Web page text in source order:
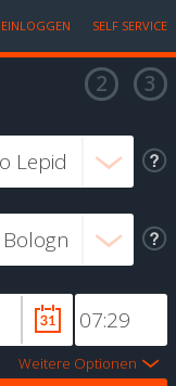
EINLOGGEN SELF SERVICE
Weitere Optionen